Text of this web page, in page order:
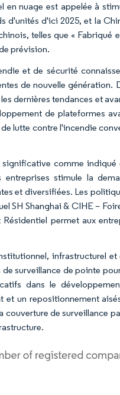
en nuage est appelée à
d'unités d'ici 2025, et la
telles que « Fabriqué
prévision.
et de sécurité
de nouvelle
dernières tendances et
de plateformes
lutte contre l'incendie
comme
entreprises stimule la
et diversifiées. Les
SH Shanghai & CIHE –
permet aux
infrastructurel
surveillance de pointe
dans le
un repositionnement
couverture de surveillance